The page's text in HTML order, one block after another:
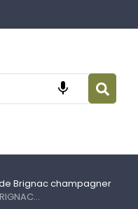

Brignac champagner